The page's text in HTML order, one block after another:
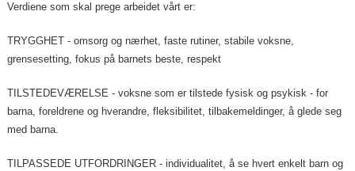
Verdiene som skal prege arbeidet vårt er:
TRYGGHET - omsorg og nærhet, faste rutiner, stabile voksne,
grensesetting, fokus på barnets beste, respekt
TILSTEDEVÆRELSE - voksne som er tilstede fysisk og psykisk - for
barna, foreldrene og hverandre, fleksibilitet, tilbakemeldinger, å glede seg
med barna.
TILPASSEDE UTFORDRINGER - individualitet, å se hvert enkelt barn og